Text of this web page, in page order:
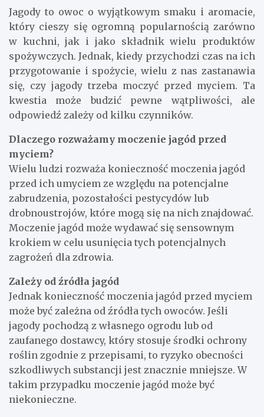
Jagody to owoc o wyjątkowym smaku i aromacie,
który cieszy się ogromną popularnością zarówno
w kuchni, jak i jako składnik wielu produktów
spożywczych. Jednak, kiedy przychodzi czas na ich
przygotowanie i spożycie, wielu z nas zastanawia
się, czy jagody trzeba moczyć przed myciem. Ta
kwestia może budzić pewne wątpliwości, ale
odpowiedź zależy od kilku czynników.
Dlaczego rozważamy moczenie jagód przed
myciem?
Wielu ludzi rozważa konieczność moczenia jagód
przed ich umyciem ze względu na potencjalne
zabrudzenia, pozostałości pestycydów lub
drobnoustrojów, które mogą się na nich znajdować.
Moczenie jagód może wydawać się sensownym
krokiem w celu usunięcia tych potencjalnych
zagrożeń dla zdrowia.
Zależy od źródła jagód
Jednak konieczność moczenia jagód przed myciem
może być zależna od źródła tych owoców. Jeśli
jagody pochodzą z własnego ogrodu lub od
zaufanego dostawcy, który stosuje środki ochrony
roślin zgodnie z przepisami, to ryzyko obecności
szkodliwych substancji jest znacznie mniejsze. W
takim przypadku moczenie jagód może być
niekonieczne.